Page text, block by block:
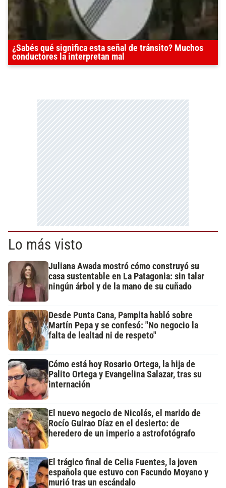
¿Sabés qué significa esta señal de tránsito? Muchos
conductores la interpretan mal
Lo más visto
Juliana Awada mostró cómo construyó su
casa sustentable en La Patagonia: sin talar
ningún árbol y de la mano de su cuñado
Desde Punta Cana, Pampita habló sobre
Martín Pepa y se confesó: "No negocio la
falta de lealtad ni de respeto"
Cómo está hoy Rosario Ortega, la hija de
Palito Ortega y Evangelina Salazar, tras su
internación
El nuevo negocio de Nicolás, el marido de
Rocío Guirao Díaz en el desierto: de
heredero de un imperio a astrofotógrafo
El trágico final de Celia Fuentes, la joven
española que estuvo con Facundo Moyano y
murió tras un escándalo